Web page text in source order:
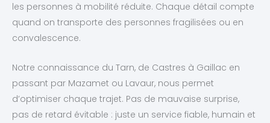
les personnes à mobilité réduite. Chaque détail compte
quand on transporte des personnes fragilisées ou en
convalescence.
Notre connaissance du Tarn, de Castres à Gaillac en
passant par Mazamet ou Lavaur, nous permet
d’optimiser chaque trajet. Pas de mauvaise surprise,
pas de retard évitable : juste un service fiable, humain et